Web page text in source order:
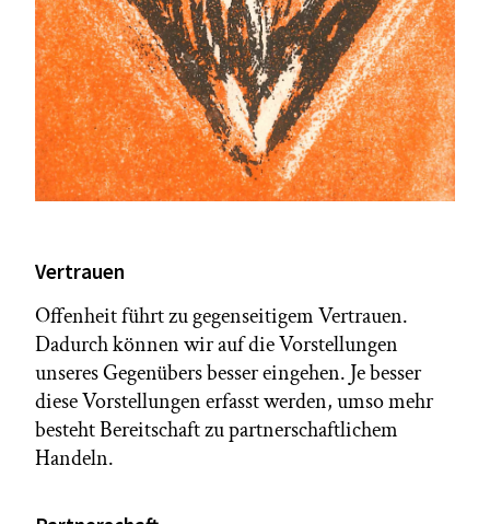
Vertrauen
Offenheit führt zu gegenseitigem Vertrauen.
Dadurch können wir auf die Vorstellungen
unseres Gegenübers besser eingehen. Je besser
diese Vorstellungen erfasst werden, umso mehr
besteht Bereitschaft zu partnerschaftlichem
Handeln.